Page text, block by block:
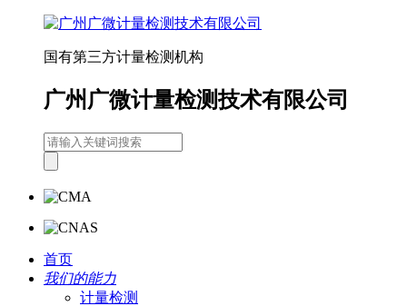
国有第三方计量检测机构
广州广微计量检测技术有限公司
首页
我们的能力
计量检测